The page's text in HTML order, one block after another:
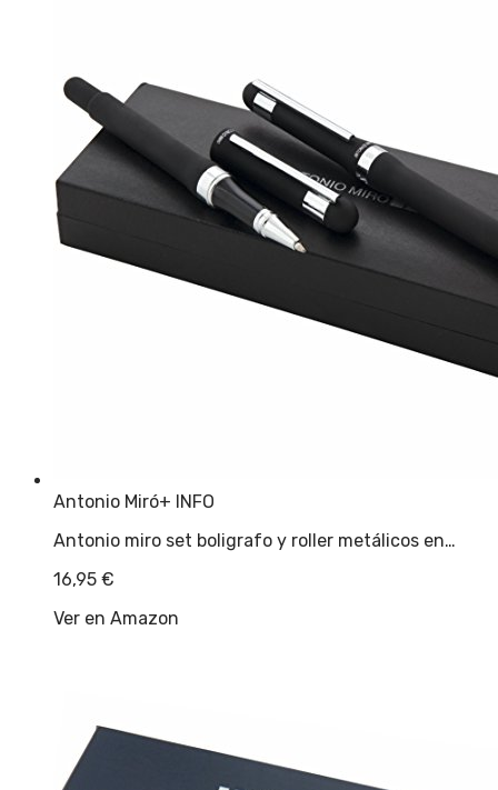
Antonio Miró+ INFO
Antonio miro set boligrafo y roller metálicos en…
16,95 €
Ver en Amazon